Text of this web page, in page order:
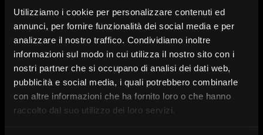
Utilizziamo i cookie per personalizzare contenuti ed
annunci, per fornire funzionalità dei social media e per
analizzare il nostro traffico. Condividiamo inoltre
informazioni sul modo in cui utilizza il nostro sito con i
nostri partner che si occupano di analisi dei dati web,
pubblicità e social media, i quali potrebbero combinarle
con altre informazioni che ha fornito loro o che hanno
raccolto dal suo utilizzo dei loro servizi.
Tema:Asset management
Data: 5 Giugno
Scopri altri contenuti su FR|Vision